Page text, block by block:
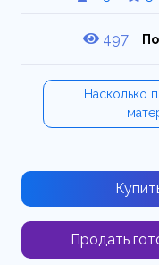
497
Насколько
Продать